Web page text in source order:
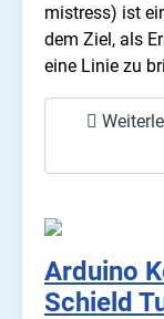
mistress) ist
dem Ziel, als
eine Linie zu
Arduino
Schield